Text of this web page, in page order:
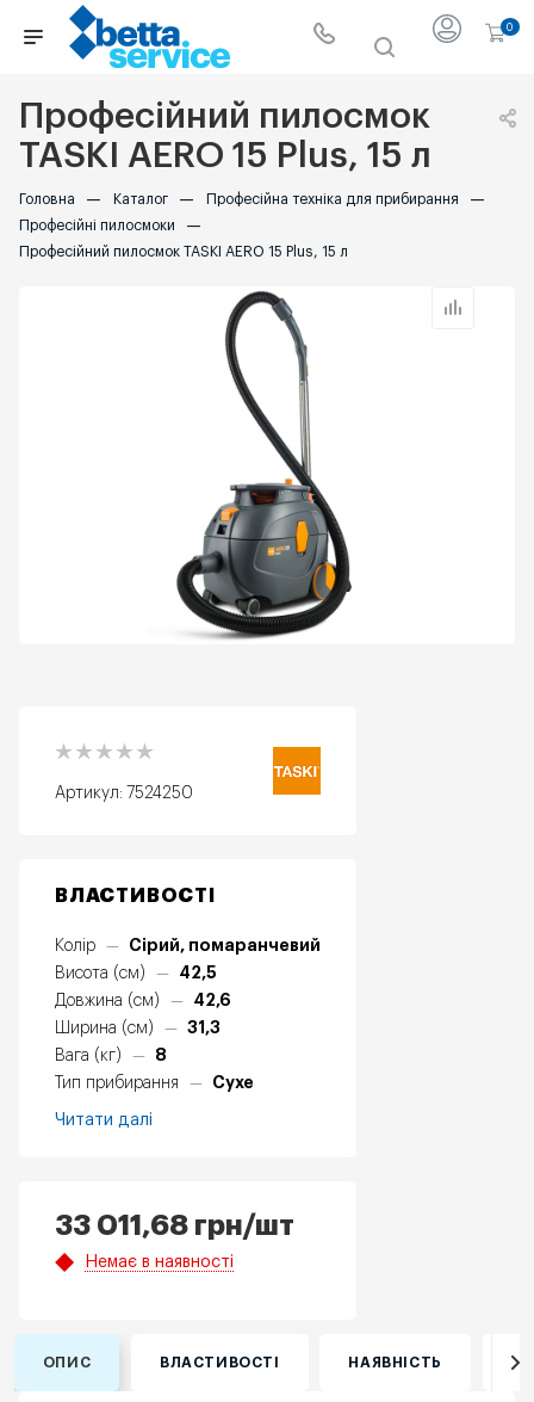
0
Професійний пилосмок
TASKI AERO 15 Plus, 15 л
Головна — Каталог — Професійна техніка для прибирання —
Професійні пилосмоки —
Професійний пилосмок TASKI AERO 15 Plus, 15 л
Артикул: 7524250
ВЛАСТИВОСТІ
Колір —
Сірий, помаранчевий
Висота (см)
—
42,5
Довжина (см)
—
42,6
Ширина (см)
—
31,3
Вага (кг)
—
8
Тип прибирання
— Сухе
Читати далі
33 011,68 грн/шт
Немає в наявності
ОПИС ВЛАСТИВОСТІ НАЯВНІСТЬ